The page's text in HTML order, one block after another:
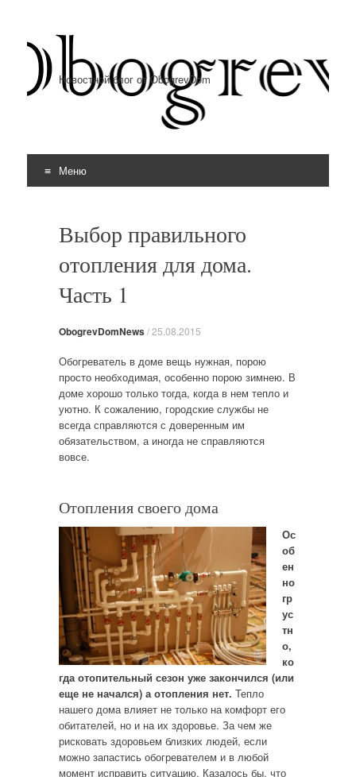
Новостной блог от ObogrevDom
Меню
Выбор правильного
отопления для дома.
Часть 1
ObogrevDomNews/25.08.2015
Обогреватель в доме вещь нужная, порою
просто необходимая, особенно порою зимнею. В
доме хорошо только тогда, когда в нем тепло и
уютно. К сожалению, городские службы не
всегда справляются с доверенным им
обязательством, а иногда не справляются
вовсе.
Отопления своего дома
Ос
об
ен
но
гр
ус
тн
о,
ко
гда отопительный сезон уже закончился (или
еще не начался) а отопления нет. Тепло
нашего дома влияет не только на комфорт его
обитателей, но и на их здоровье. За чем же
рисковать здоровьем близких людей, если
можно запастись обогревателем и в любой
момент исправить ситуацию. Казалось бы, что